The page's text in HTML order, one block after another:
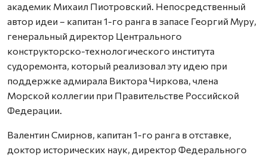
академик Михаил Пиотровский. Непосредственный
автор идеи – капитан 1-го ранга в запасе Георгий Муру,
генеральный директор Центрального
конструкторско-технологического института
судоремонта, который реализовал эту идею при
поддержке адмирала Виктора Чиркова, члена
Морской коллегии при Правительстве Российской
Федерации.
Валентин Смирнов, капитан 1-го ранга в отставке,
доктор исторических наук, директор Федерального